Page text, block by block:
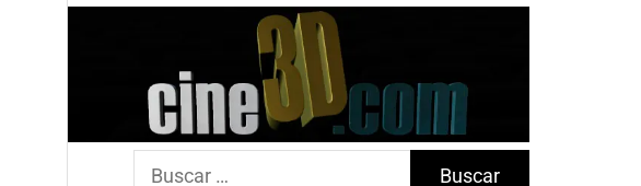
Buscar: